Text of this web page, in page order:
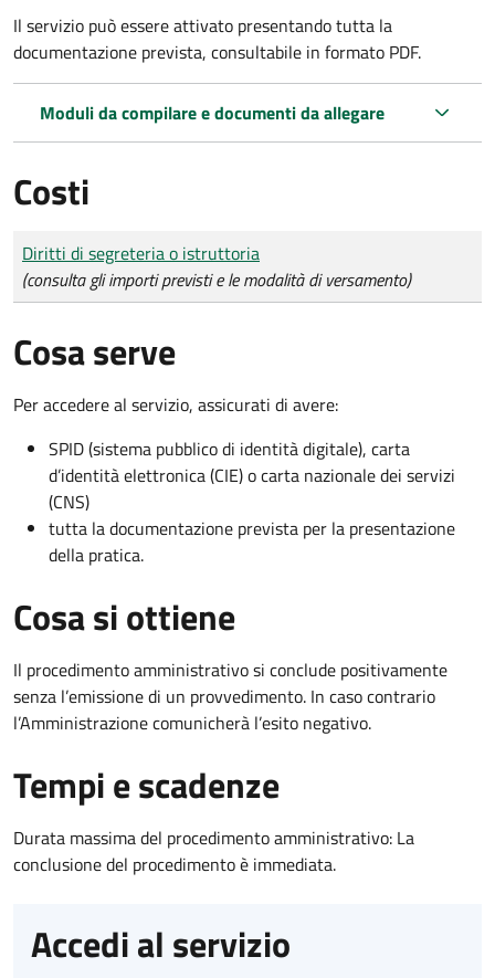
Il servizio può essere attivato presentando tutta la
documentazione prevista, consultabile in formato PDF.
Moduli da compilare e documenti da allegare
Costi
Tipo di pagamento
Importo
Diritti di segreteria o istruttoria
(consulta gli importi previsti e le modalità di versamento)
Cosa serve
Per accedere al servizio, assicurati di avere:
SPID (sistema pubblico di identità digitale), carta
d’identità elettronica (CIE) o carta nazionale dei servizi
(CNS)
tutta la documentazione prevista per la presentazione
della pratica.
Cosa si ottiene
Il procedimento amministrativo si conclude positivamente
senza l’emissione di un provvedimento. In caso contrario
l’Amministrazione comunicherà l’esito negativo.
Tempi e scadenze
Durata massima del procedimento amministrativo: La
conclusione del procedimento è immediata.
Accedi al servizio